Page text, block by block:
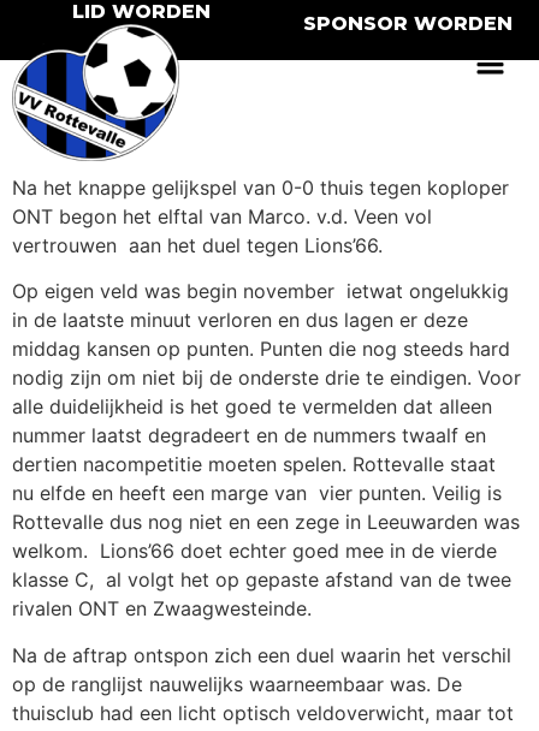
LID WORDEN
SPONSOR WORDEN
Na het knappe gelijkspel van 0-0 thuis tegen koploper
ONT begon het elftal van Marco. v.d. Veen vol
vertrouwen aan het duel tegen Lions’66.
Op eigen veld was begin november ietwat ongelukkig
in de laatste minuut verloren en dus lagen er deze
middag kansen op punten. Punten die nog steeds hard
nodig zijn om niet bij de onderste drie te eindigen. Voor
alle duidelijkheid is het goed te vermelden dat alleen
nummer laatst degradeert en de nummers twaalf en
dertien nacompetitie moeten spelen. Rottevalle staat
nu elfde en heeft een marge van vier punten. Veilig is
Rottevalle dus nog niet en een zege in Leeuwarden was
welkom. Lions’66 doet echter goed mee in de vierde
klasse C, al volgt het op gepaste afstand van de twee
rivalen ONT en Zwaagwesteinde.
Na de aftrap ontspon zich een duel waarin het verschil
op de ranglijst nauwelijks waarneembaar was. De
thuisclub had een licht optisch veldoverwicht, maar tot